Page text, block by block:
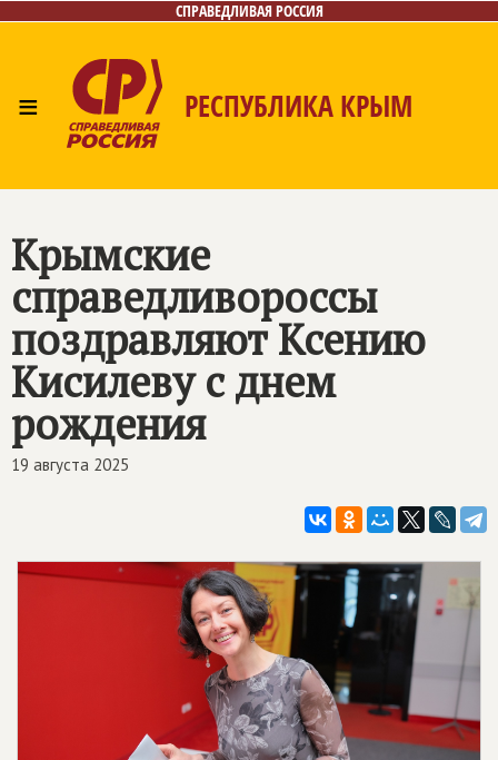
СПРАВЕДЛИВАЯ РОССИЯ
≡ РЕСПУБЛИКА КРЫМ
Крымские
справедливороссы
поздравляют Ксению
Кисилеву с днем
рождения
19 августа 2025